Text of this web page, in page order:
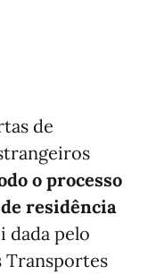
de
o processo
residência
dada pelo
Transportes